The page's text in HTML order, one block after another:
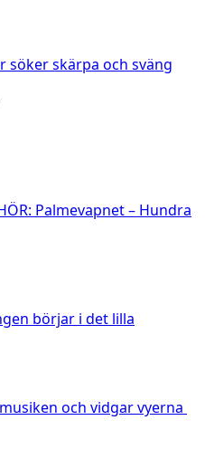
söker skärpa och sväng
Palmevapnet – Hundra
börjar i det lilla
och vidgar vyerna